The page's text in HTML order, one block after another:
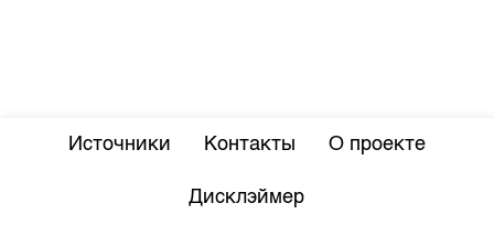
Источники Контакты О проекте
Дисклэймер